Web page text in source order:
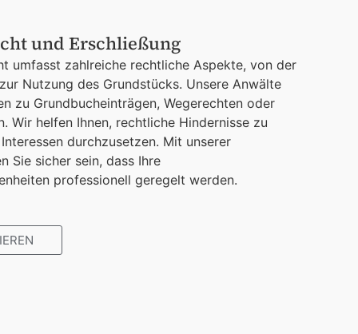
und Erschließung
umfasst zahlreiche rechtliche Aspekte, von der
Nutzung des Grundstücks. Unsere Anwälte
zu Grundbucheinträgen, Wegerechten oder
Wir helfen Ihnen, rechtliche Hindernisse zu
durchzusetzen. Mit unserer
Sie sicher sein, dass Ihre
professionell geregelt werden.